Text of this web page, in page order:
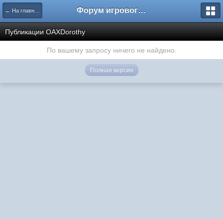
← На главную Форум игрового проекта Riverrise
Публикации OAXDorothy
По вашему запросу ничего не найдено.
Полная версия